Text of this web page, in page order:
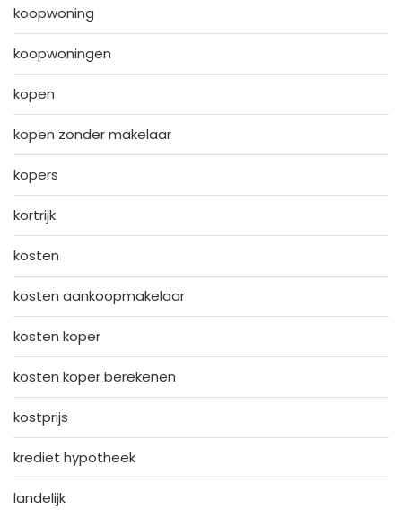
koopwoning
koopwoningen
kopen
kopen zonder makelaar
kopers
kortrijk
kosten
kosten aankoopmakelaar
kosten koper
kosten koper berekenen
kostprijs
krediet hypotheek
landelijk